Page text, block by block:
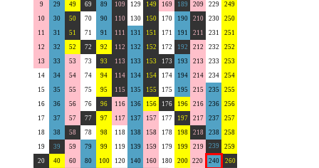
9
29 49 69 89 109 129 149 169 189 209 229
249
10
30 50 70 90 110 130 150 170 190 210 230
250
11
31 51 71 91 111 131 151 171 191 211 231
251
12
32 52 72 92 112 132 152 172 192 212 232
252
13
33 53 73 93 113 133 153 173 193 213 233
253
14
34 54 74 94 114 134 154 174 194 214 234
254
15
35 55 75 95 115 135 155 175 195 215 235
255
16
36 56 76 96 116 136 156 176 196 216 236
256
17
37 57 77 97 117 137 157 177 197 217 237
257
18
38 58 78 98 118 138 158 178 198 218 238
258
19
39 59 79 99 119 139 159 179 199 219 239
259
20
40 60 80 100 120 140 160 180 200 220 240 260